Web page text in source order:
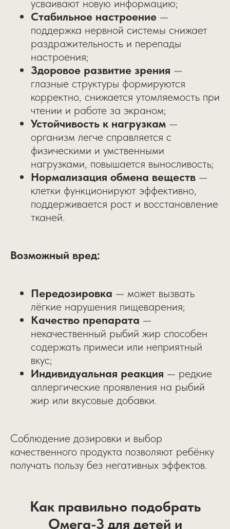
усваивают новую информацию;
Стабильное настроение —
поддержка нервной системы снижает
раздражительность и перепады
настроения;
Здоровое развитие зрения —
глазные структуры формируются
корректно, снижается утомляемость при
чтении и работе за экраном;
Устойчивость к нагрузкам —
организм легче справляется с
физическими и умственными
нагрузками, повышается выносливость;
Нормализация обмена веществ —
клетки функционируют эффективно,
поддерживается рост и восстановление
тканей.
Возможный вред:
Передозировка — может вызвать
лёгкие нарушения пищеварения;
Качество препарата —
некачественный рыбий жир способен
содержать примеси или неприятный
вкус;
Индивидуальная реакция — редкие
аллергические проявления на рыбий
жир или вкусовые добавки.
Соблюдение дозировки и выбор
качественного продукта позволяют ребёнку
получать пользу без негативных эффектов.
Как правильно подобрать
Омега-3 для детей и